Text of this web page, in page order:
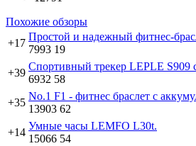
Похожие обзоры
+17
Простой и надежный фитнес-
7993 19
+39
Спортивный трекер LEPLE S909
6932 58
+35
No.1 F1 - фитнес браслет с
13903 62
+14
Умные часы LEMFO L30t.
15066 54